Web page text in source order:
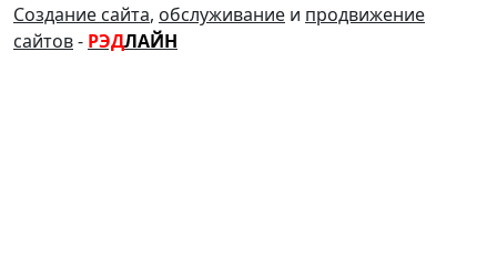
Создание сайта, обслуживание и продвижение
сайтов- РЭДЛАЙН